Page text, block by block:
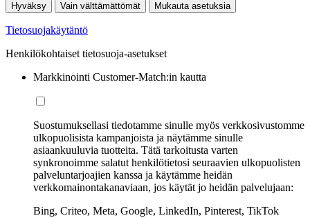
Hyväksy Vain välttämättömät Mukauta asetuksia
Tietosuojakäytäntö
Henkilökohtaiset tietosuoja-asetukset
Markkinointi Customer-Match:in kautta
Suostumuksellasi tiedotamme sinulle myös verkkosivustomme
ulkopuolisista kampanjoista ja näytämme sinulle
asiaankuuluvia tuotteita. Tätä tarkoitusta varten
synkronoimme salatut henkilötietosi seuraavien ulkopuolisten
palveluntarjoajien kanssa ja käytämme heidän
verkkomainontakanaviaan, jos käytät jo heidän palvelujaan:
Bing, Criteo, Meta, Google, LinkedIn, Pinterest, TikTok